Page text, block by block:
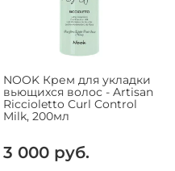
NOOK Крем для укладки
вьющихся волос - Artisan
Riccioletto Curl Control
Milk, 200мл
3 000 руб.